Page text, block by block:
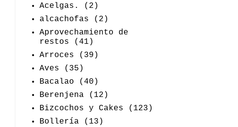
Acelgas.
(2)
alcachofas
(2)
Aprovechamiento de
restos
(41)
Arroces
(39)
Aves
(35)
Bacalao
(40)
Berenjena
(12)
Bizcochos y Cakes
(123)
Bollería
(13)